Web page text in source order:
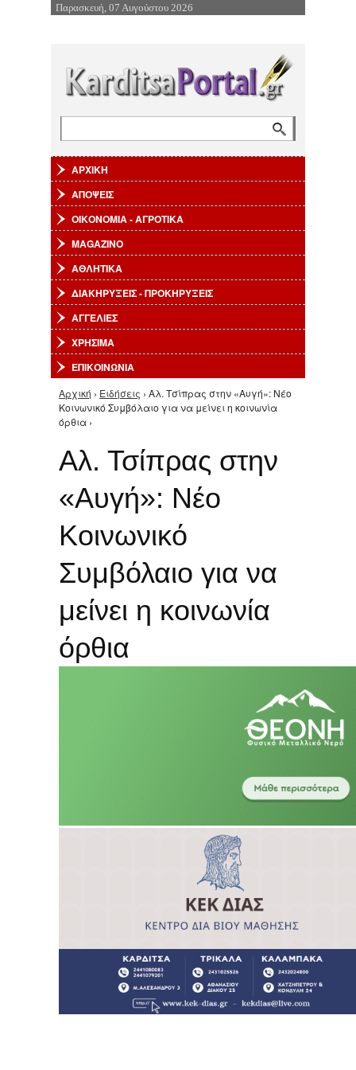
Επιστροφή στην Πλοήγηση
Παρασκευή, 07 Αυγούστου 2026
ΑΡΧΙΚΗ
ΑΠΟΨΕΙΣ
ΟΙΚΟΝΟΜΙΑ - ΑΓΡΟΤΙΚΑ
MAGAZINO
ΑΘΛΗΤΙΚΑ
ΔΙΑΚΗΡΥΞΕΙΣ - ΠΡΟΚΗΡΥΞΕΙΣ
ΑΓΓΕΛΙΕΣ
ΧΡΗΣΙΜΑ
ΕΠΙΚΟΙΝΩΝΙΑ
Είστε εδώ
Αρχική › Ειδήσεις › Αλ. Τσίπρας στην «Αυγή»: Νέο
Κοινωνικό Συμβόλαιο για να μείνει η κοινωνία
όρθια ›
Αλ. Τσίπρας στην
«Αυγή»: Νέο
Κοινωνικό
Συμβόλαιο για να
μείνει η κοινωνία
όρθια